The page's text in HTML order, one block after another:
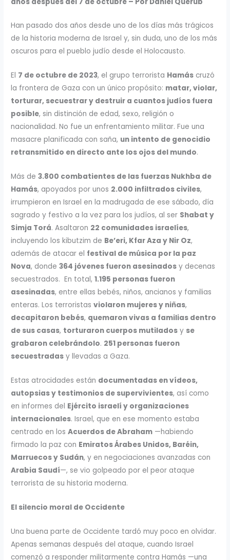
Han pasado dos años desde uno de los días más trágicos
de la historia moderna de Israel y, sin duda, uno de los más
oscuros para el pueblo judío desde el Holocausto.
El 7 de octubre de 2023, el grupo terrorista Hamás cruzó
la frontera de Gaza con un único propósito: matar, violar,
torturar, secuestrar y destruir a cuantos judíos fuera
posible, sin distinción de edad, sexo, religión o
nacionalidad. No fue un enfrentamiento militar. Fue una
masacre planificada con saña, un intento de genocidio
retransmitido en directo ante los ojos del mundo.
Más de3.800 combatientes de las fuerzas Nukhba de
Hamás, apoyados por unos 2.000 infiltrados civiles,
irrumpieron en Israel en la madrugada de ese sábado, día
sagrado y festivo a la vez para los judíos, al ser Shabat y
Simja Torá. Asaltaron 22 comunidades israelíes,
incluyendo los kibutzim de Be’eri, Kfar Aza y Nir Oz,
además de atacar el festival de música por la paz
Nova, donde364 jóvenes fueron asesinados y decenas
secuestrados. En total,1.195 personas fueron
asesinadas, entre ellas bebés, niños, ancianos y familias
enteras. Los terroristasviolaron mujeres y niñas,
decapitaron bebés, quemaron vivas a familias dentro
de sus casas, torturaron cuerpos mutilados y se
grabaron celebrándolo. 251 personas fueron
secuestradas y llevadas a Gaza.
Estas atrocidades están documentadas en vídeos,
autopsias y testimonios de supervivientes, así como
en informes del Ejército israelí y organizaciones
internacionales. Israel, que en ese momento estaba
centrado en losAcuerdos de Abraham —habiendo
firmado la paz con Emiratos Árabes Unidos, Baréin,
Marruecos y Sudán, y en negociaciones avanzadas con
Arabia Saudí—, se vio golpeado por el peor ataque
terrorista de su historia moderna.
El silencio moral de Occidente
Una buena parte de Occidente tardó muy poco en olvidar.
Apenas semanas después del ataque, cuando Israel
comenzó a responder militarmente contra Hamás —una